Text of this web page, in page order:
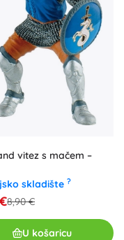
vitez s mačem –
skladište ?
8,90 €
U košaricu